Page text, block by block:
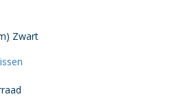
Zwart